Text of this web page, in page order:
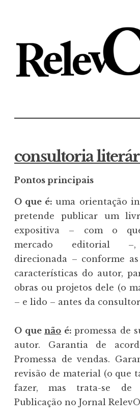
conteúdo
consultoria
Pontos principais
O que é:uma orientação
pretende publicar um
expositiva – com o
mercado editorial –,
direcionada – conforme
características do autor,
obras ou projetos dele (o
– e lido – antes da
O quenão é:promessa de
autor. Garantia de
Promessa de vendas.
revisão de material (o que
fazer, mas trata-se de
Publicação no Jornal